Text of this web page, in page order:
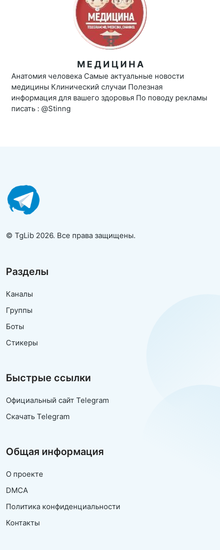
М Е Д И Ц И Н А
Анатомия человека Самые актуальные новости
медицины Клинический случаи Полезная
информация для вашего здоровья По поводу рекламы
писать : @Stinng
© TgLib 2026. Все права защищены.
Разделы
Каналы
Группы
Боты
Стикеры
Быстрые ссылки
Официальный сайт Telegram
Скачать Telegram
Общая информация
О проекте
DMCA
Политика конфиденциальности
Контакты